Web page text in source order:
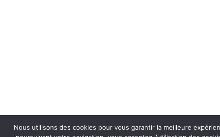
Nous utilisons des cookies pour vous garantir la meilleure